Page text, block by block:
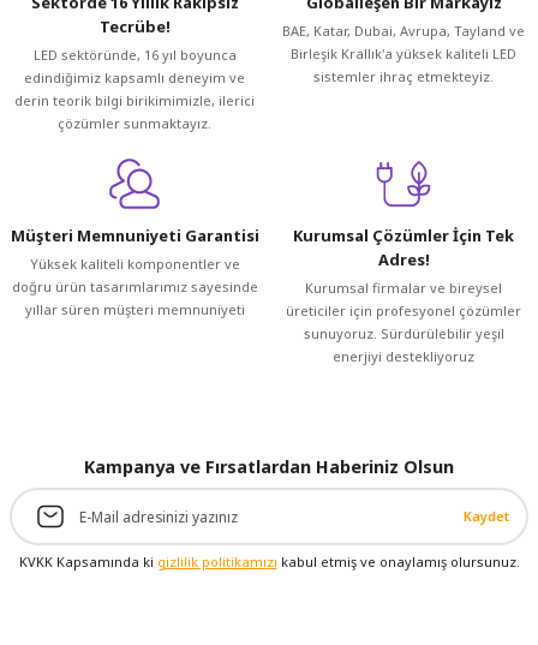
Ürün açıklamasında eksik bilgiler bulunuyor.
Ürün bilgilerinde hatalar bulunuyor.
Ürün fiyatı diğer sitelerden daha pahalı.
Bu ürüne benzer farklı alternatifler olmalı.
Gönder
Tecrübe!
LED sektöründe, 16 yıl boyunca
edindiğimiz kapsamlı deneyim ve
derin teorik bilgi birikimimizle, ilerici
çözümler sunmaktayız.
BAE, Katar, Dubai, Avrupa, Tayland ve
Birleşik Krallık'a yüksek kaliteli LED
sistemler ihraç etmekteyiz.
Müşteri Memnuniyeti Garantisi
Yüksek kaliteli komponentler ve
doğru ürün tasarımlarımız sayesinde
yıllar süren müşteri memnuniyeti
Kurumsal Çözümler İçin Tek
Adres!
Kurumsal firmalar ve bireysel
üreticiler için profesyonel çözümler
sunuyoruz. Sürdürülebilir yeşil
enerjiyi destekliyoruz
Kampanya ve Fırsatlardan Haberiniz Olsun
Kaydet
KVKK Kapsamında ki gizlilik politikamızı kabul etmiş ve onaylamış olursunuz.